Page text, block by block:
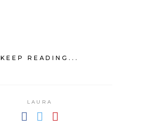
KEEP READING...
LAURA